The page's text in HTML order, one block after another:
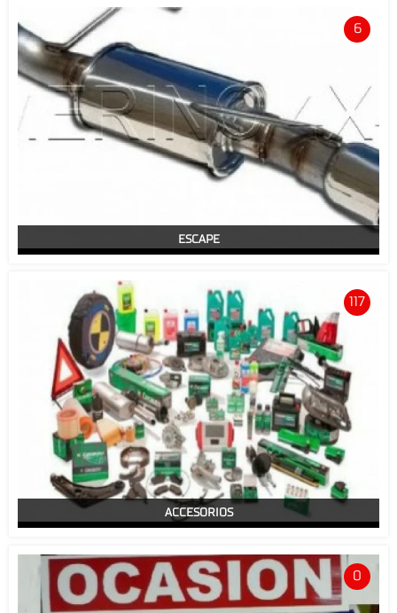
ESCAPE
6
ACCESORIOS
117
0